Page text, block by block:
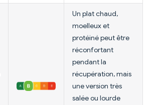
Un plat chaud,
moelleux et
protéiné peut être
réconfortant
pendant la
récupération, mais
une version très
salée ou lourde